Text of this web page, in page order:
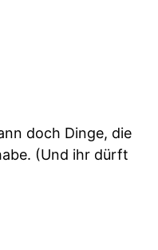
doch Dinge, die
(Und ihr dürft